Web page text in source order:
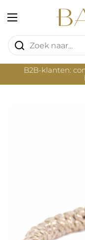
Menu openen
B2B-klanten: